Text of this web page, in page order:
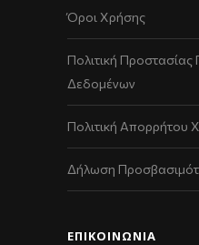
Όροι Χρήσης
Πολιτική
Δεδομένων
Πολιτική Απορρήτου
Δήλωση
ΕΠΙΚΟΙΝΩΝΊΑ